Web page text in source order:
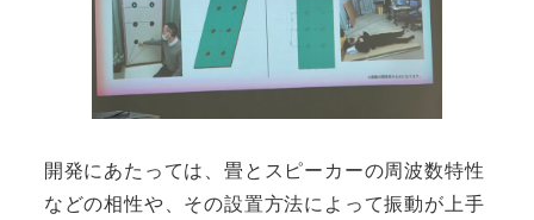
開発にあたっては、畳とスピーカーの周波数特性
などの相性や、その設置方法によって振動が上手